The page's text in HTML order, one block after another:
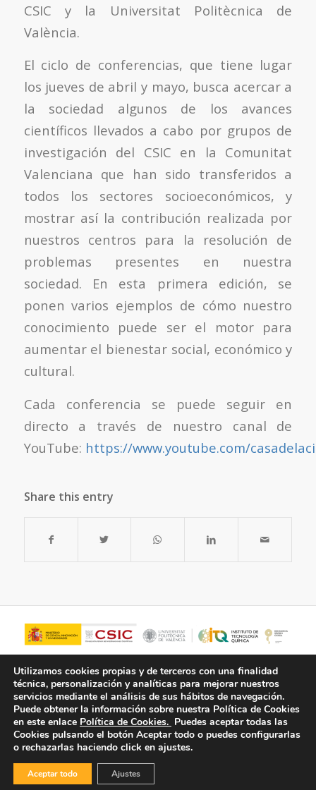
CSIC y la Universitat Politècnica de
València.
El ciclo de conferencias, que tiene lugar
los jueves de abril y mayo, busca acercar a
la sociedad algunos de los avances
científicos llevados a cabo por grupos de
investigación del CSIC en la Comunitat
Valenciana que han sido transferidos a
todos los sectores socioeconómicos, y
mostrar así la contribución realizada por
nuestros centros para la resolución de
problemas presentes en nuestra
sociedad. En esta primera edición, se
ponen varios ejemplos de cómo nuestro
conocimiento puede ser el motor para
aumentar el bienestar social, económico y
cultural.
Cada conferencia se puede seguir en
directo a través de nuestro canal de
YouTube: https://www.youtube.com/
Share this entry
© Copyright - ITQ - Política de Privacidad
Utilizamos cookies propias y de terceros con una finalidad
técnica, personalización y analíticas para mejorar nuestros
servicios mediante el análisis de sus hábitos de navegación.
Puede obtener la información sobre nuestra Política de Cookies
en este enlace Política de Cookies. Puedes aceptar todas las
Cookies pulsando el botón Aceptar todo o puedes configurarlas
o rechazarlas haciendo click en ajustes.
Aceptar todo Ajustes